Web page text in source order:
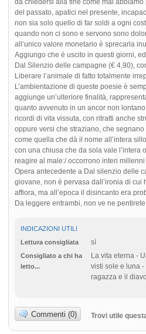
da chiedersi alla fine come mai abbiamo
del passato, apatici nel presente,
non sia solo quello di far soldi a ogni
quando non ci sono e servono sono
all’unico valore monetario è sprecarla
Aggiungo che è uscito in questi giorni,
Dal Silenzio delle campagne (€ 4,90),
Liberare l’animale di fatto totalmente
L’ambientazione di queste poesie è
aggiunge un’ulteriore finalità,
quanto avvenuto in un ancor non
ricordi di vita vissuta, con ritratti anche
oppure versi che straziano, che
come quella che dà il nome all’intera
con una chiusa che da sola vale l’intera
reagire al male:/ occorrono interi
Opera antecedente a Dal silenzio delle
giovane, non è pervasa dall’ironia di cui
affiora, ma all’epoca il disincanto era
Da leggere entrambi, non ve ne
INDICAZIONI UTILI
Lettura consigliata
sì
Consigliato a chi ha
letto...
La vita eterna -
visti sole e luna
ragazza e il
Commenti (0) Trovi utile